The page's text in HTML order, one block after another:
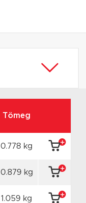
Tömeg
0.778 kg
0.879 kg
1.059 kg